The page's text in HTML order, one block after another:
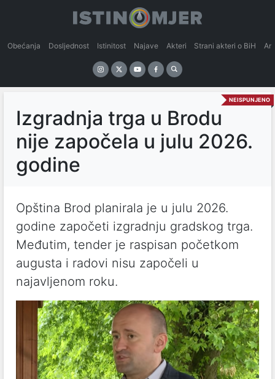
Obećanja Dosljednost Istinitost Najave Akteri Strani akteri o BiH
NEISPUNJENO
Izgradnja trga u Brodu
nije započela u julu 2026.
godine
Opština Brod planirala je u julu 2026.
godine započeti izgradnju gradskog trga.
Međutim, tender je raspisan početkom
augusta i radovi nisu započeli u
najavljenom roku.